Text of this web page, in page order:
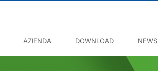
AZIENDA DOWNLOAD NEWS